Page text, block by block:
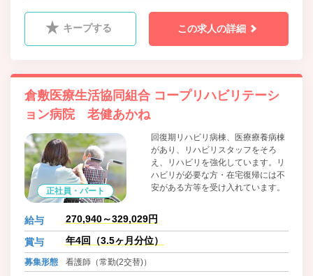
キープする この求人の詳細
倉敷医療生活協同組合 コープリハビリテーシ
ョン病院 老健あかね
正社員・パート
回復期リハビリ病棟、医療療養病棟
があり、リハビリスタッフをそろ
え、リハビリを強化しています。リ
ハビリが必要な方・在宅復帰には不
安がある方等を受け入れています。
給与 270,940～329,029円
賞与 年4回（3.5ヶ月分位）
募集形態
看護師（常勤(2交替)）